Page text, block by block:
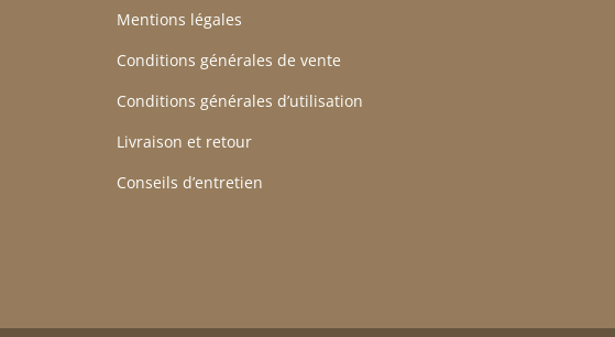
Mentions légales
Conditions générales de vente
Conditions générales d’utilisation
Livraison et retour
Conseils d’entretien